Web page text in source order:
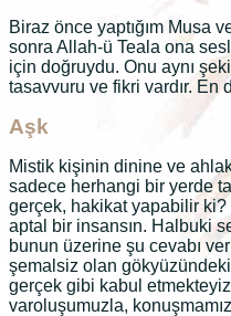
Biraz önce yaptığım Musa
sonra Allah-ü Teala ona
için doğruydu. Onu aynı
tasavvuru ve fikri vardır. En
Aşk
Mistik kişinin dinine ve
sadece herhangi bir yerde
gerçek, hakikat yapabilir ki?
aptal bir insansın. Halbuki
bunun üzerine şu cevabı
şemalsiz olan
gerçek gibi kabul
varoluşumuzla,